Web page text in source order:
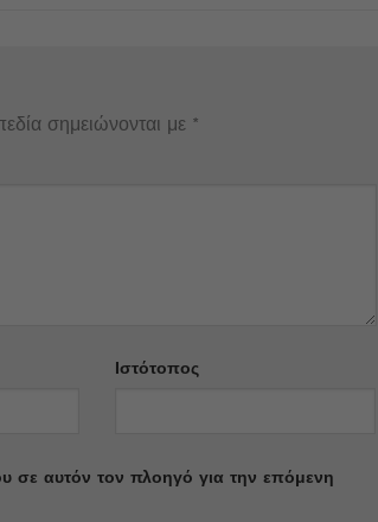
σημειώνονται με *
Ιστότοπος
σε αυτόν τον πλοηγό για την επόμενη